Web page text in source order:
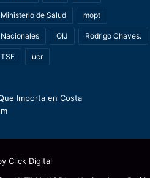
Ministerio de Salud mopt
Nacionales OIJ Rodrigo Chaves.
TSE ucr
Importa en Costa
Click Digital